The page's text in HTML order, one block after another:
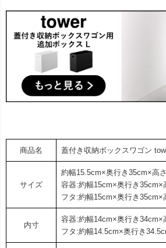
商品名 蓋付き収納ボックスワゴン
サイズ
約幅15.5cm×奥行き35cm×高
容器:約幅15cm×奥行き35cm×
フタ:約幅15cm×奥行き35cm×
内寸
容器:約幅14cm×奥行き34cm×
フタ:約幅14.5cm×奥行き